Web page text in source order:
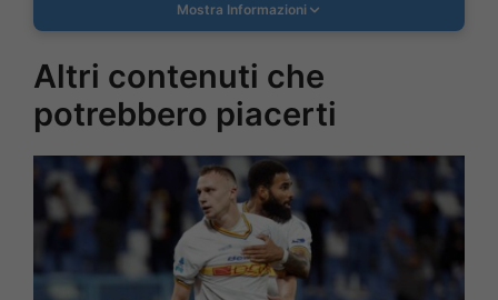
Mostra Informazioni
Altri contenuti che
potrebbero piacerti